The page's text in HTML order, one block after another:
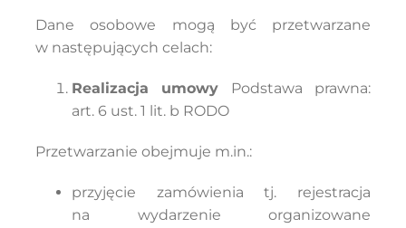
Dane osobowe mogą być przetwarzane
w następujących celach:
Realizacja umowy Podstawa prawna:
art. 6 ust. 1 lit. b RODO
Przetwarzanie obejmuje m.in.:
przyjęcie zamówienia tj. rejestracja
na wydarzenie organizowane